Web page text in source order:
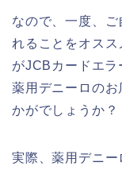
なので、一度、
れることをオス
がJCBカードエラ
薬用デニーロの
かがでしょうか？
実際、薬用デニ